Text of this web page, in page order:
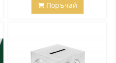
Поръчай